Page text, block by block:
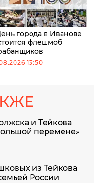
города в Иванове
флешмоб
13:50
и Тейкова
перемене»
из Тейкова
России